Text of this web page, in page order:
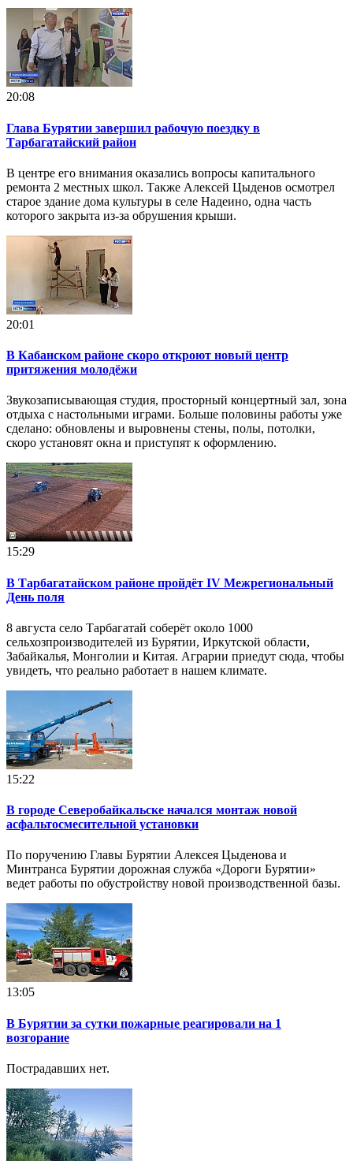
20:08
Глава Бурятии завершил рабочую поездку в
Тарбагатайский район
В центре его внимания оказались вопросы капитального
ремонта 2 местных школ. Также Алексей Цыденов осмотрел
старое здание дома культуры в селе Надеино, одна часть
которого закрыта из-за обрушения крыши.
20:01
В Кабанском районе скоро откроют новый центр
притяжения молодёжи
Звукозаписывающая студия, просторный концертный зал, зона
отдыха с настольными играми. Больше половины работы уже
сделано: обновлены и выровнены стены, полы, потолки,
скоро установят окна и приступят к оформлению.
15:29
В Тарбагатайском районе пройдёт IV Межрегиональный
День поля
8 августа село Тарбагатай соберёт около 1000
сельхозпроизводителей из Бурятии, Иркутской области,
Забайкалья, Монголии и Китая. Аграрии приедут сюда, чтобы
увидеть, что реально работает в нашем климате.
15:22
В городе Северобайкальске начался монтаж новой
асфальтосмесительной установки
По поручению Главы Бурятии Алексея Цыденова и
Минтранса Бурятии дорожная служба «Дороги Бурятии»
ведет работы по обустройству новой производственной базы.
13:05
В Бурятии за сутки пожарные реагировали на 1
возгорание
Пострадавших нет.